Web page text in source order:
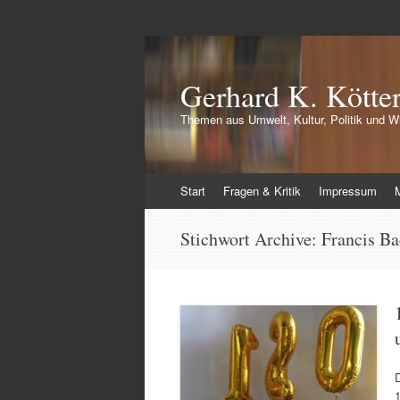
Gerhard K.
Themen aus Umwelt, Kultur, Politik und
Inhalt
Start Fragen & Kritik Impressum
Stichwort Archive: Francis